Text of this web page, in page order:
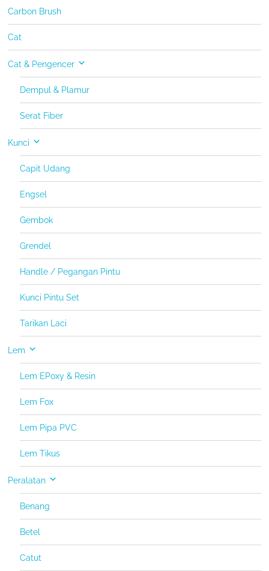
Carbon Brush
Cat
Cat & Pengencer
Dempul & Plamur
Serat Fiber
Kunci
Capit Udang
Engsel
Gembok
Grendel
Handle / Pegangan Pintu
Kunci Pintu Set
Tarikan Laci
Lem
Lem EPoxy & Resin
Lem Fox
Lem Pipa PVC
Lem Tikus
Peralatan
Benang
Betel
Catut